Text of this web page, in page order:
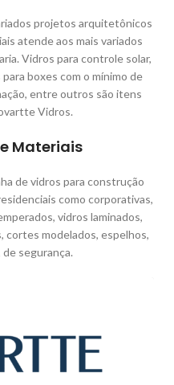
projetos arquitetônicos
atende aos mais variados
Vidros para controle solar,
boxes com o mínimo de
entre outros são itens
Vidros.
Materiais
de vidros para construção
como corporativas,
vidros laminados,
cortes modelados, espelhos,
segurança.